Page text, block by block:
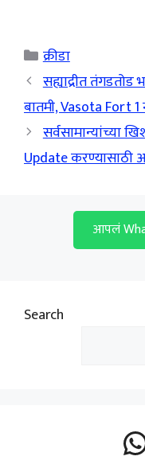
Categories
क्रीडा
सह्याद्रीत
बातमी, Vasota Fort
सर्वसामान्यांच्या
Update करण्यासाठी
आपलं
Search